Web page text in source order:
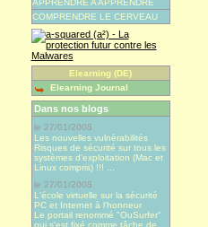
APPRENDRE A APPRENDRE
COMPRENDRE LE CERVEAU
Elearning (DE)
Elearning Journal
Dans nos blogs
le 27/01/2008
Les nouvelles vulnérabilités
Risques de sécurité sur tous les
systèmes d'exploitation (Mac et
Linux compris) !!! ...
le 27/01/2008
L'école virtuelle sur la sécurité
PC et Internet à l'honneur
Le portail renommé "OuSurfer"
qui s'est fixé comme tâche de